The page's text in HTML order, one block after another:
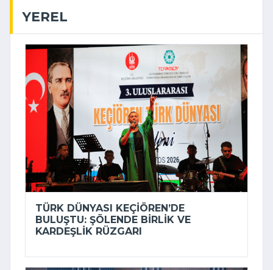
YEREL
TÜRK DÜNYASI KEÇIÖREN’DE
BULUŞTU: ŞÖLENDE BIRLIK VE
KARDEŞLIK RÜZGARI